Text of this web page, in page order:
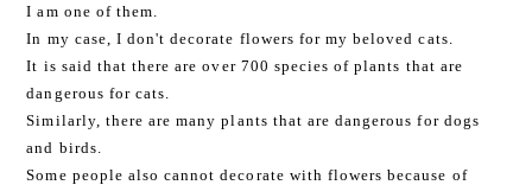
I am one of them.
In my case, I don't decorate flowers for my beloved cats.
It is said that there are over 700 species of plants that are
dangerous for cats.
Similarly, there are many plants that are dangerous for dogs
and birds.
Some people also cannot decorate with flowers because of